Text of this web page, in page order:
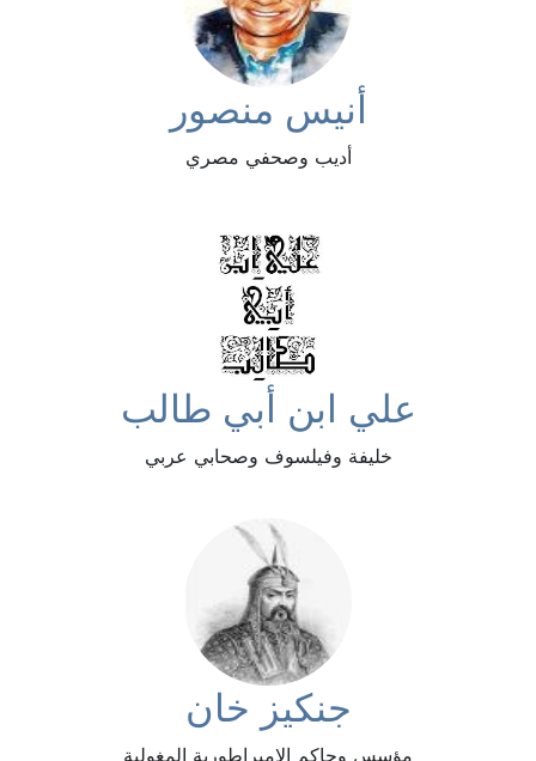
أنيس منصور
أديب وصحفي مصري
علي ابن أبي طالب
خليفة وفيلسوف وصحابي عربي
جنكيز خان
مؤسس وحاكم الإمبراطورية المغولية